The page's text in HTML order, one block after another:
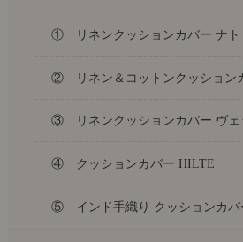
① リネンクッションカバー ナト
② リネン＆コットンクッション
③ リネンクッションカバー ヴェ
④ クッションカバー HILTE
⑤ インド手織り クッションカバ